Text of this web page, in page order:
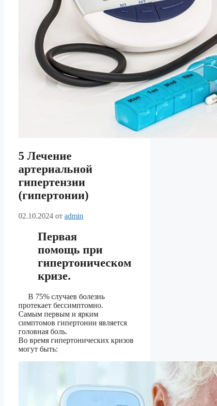
5 Лечение
артериальной
гипертензии
(гипертонии)
02.10.2024 от admin
Первая
помощь при
гипертоническом
кризе.
В 75% случаев болезнь
протекает бессимптомно.
Самым первым и ярким
симптомов гипертонии является
головная боль.
Во время гипертонических кризов
могут быть: